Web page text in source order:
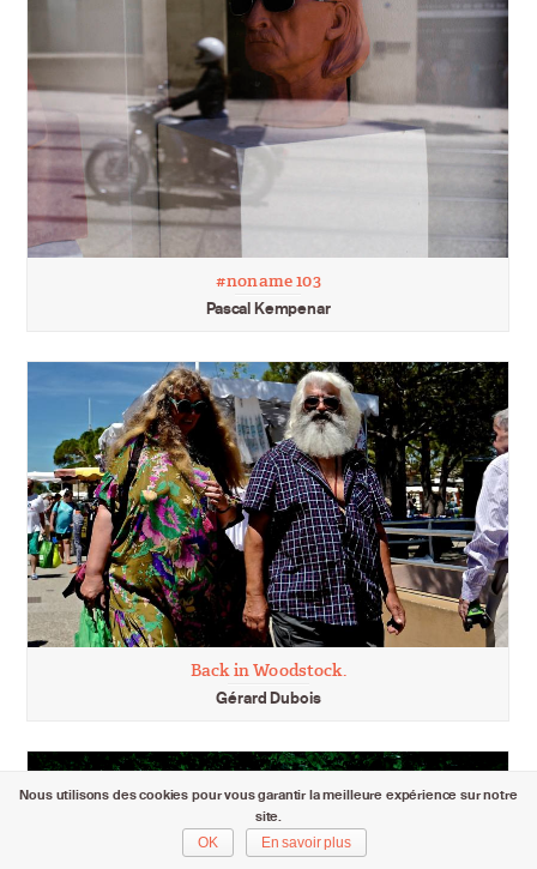
#noname 103
Pascal Kempenar
Back in Woodstock.
Gérard Dubois
Nous utilisons des cookies pour vous garantir la meilleure expérience sur notre
site.
OK
En savoir plus